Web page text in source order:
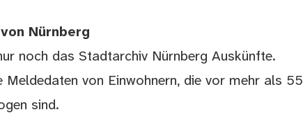
Nürnberg
noch das Stadtarchiv Nürnberg Auskünfte.
Meldedaten von Einwohnern, die vor mehr als 55
sind.